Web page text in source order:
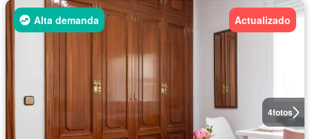
4fotos
Alta demanda Actualizado